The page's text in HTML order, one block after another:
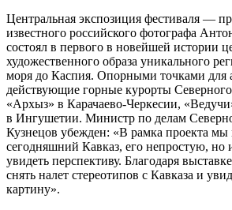
Центральная экспозиция фестиваля —
известного российского фотографа
состоял в первого в новейшей истории
художественного образа уникального
моря до Каспия. Опорными точками для
действующие горные курорты Северного
«Архыз» в Карачаево-Черкесии,
в Ингушетии. Министр по делам
Кузнецов убежден: «В рамка проекта
сегодняшний Кавказ, его непростую, но
увидеть перспективу. Благодаря
снять налет стереотипов с Кавказа и
картину».